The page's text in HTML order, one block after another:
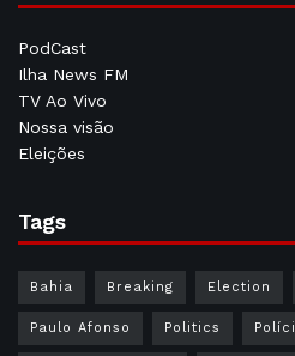
PodCast
Ilha News FM
TV Ao Vivo
Nossa visão
Eleições
Tags
Bahia Breaking Election
Paulo Afonso Politics